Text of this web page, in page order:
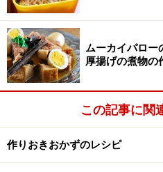
シピ
※記事内容は執筆時点のものです
い。
※衛生面および保存状態に起因し
す場合があります。必ず清潔な状
べく早めにお召し上がりくださ
法に注意してください。
【編集部おすすめの購入サイト】
ムーカイパロ
厚揚げの煮物の
この記事に関
作りおきおかずのレシピ